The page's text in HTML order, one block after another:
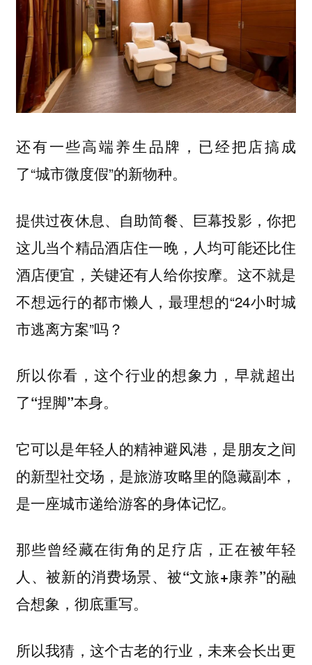
还有一些高端养生品牌，已经把店搞成
了“城市微度假”的新物种。
提供过夜休息、自助简餐、巨幕投影，你把
这儿当个精品酒店住一晚，人均可能还比住
酒店便宜，关键还有人给你按摩。这不就是
不想远行的都市懒人，最理想的“24小时城
市逃离方案”吗？
所以你看，这个行业的想象力，早就超出
了“捏脚”本身。
它可以是年轻人的精神避风港，是朋友之间
的新型社交场，是旅游攻略里的隐藏副本，
是一座城市递给游客的身体记忆。
那些曾经藏在街角的足疗店，正在被年轻
人、被新的消费场景、被“文旅+康养”的融
合想象，彻底重写。
所以我猜，这个古老的行业，未来会长出更